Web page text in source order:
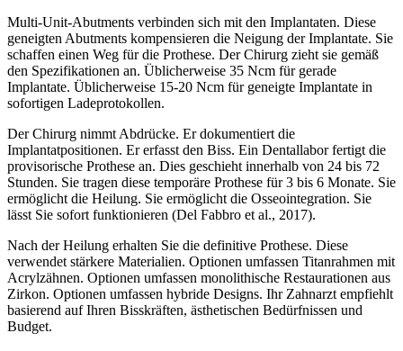
Multi-Unit-Abutments verbinden sich mit den Implantaten. Diese
geneigten Abutments kompensieren die Neigung der Implantate. Sie
schaffen einen Weg für die Prothese. Der Chirurg zieht sie gemäß
den Spezifikationen an. Üblicherweise 35 Ncm für gerade
Implantate. Üblicherweise 15-20 Ncm für geneigte Implantate in
sofortigen Ladeprotokollen.
Der Chirurg nimmt Abdrücke. Er dokumentiert die
Implantatpositionen. Er erfasst den Biss. Ein Dentallabor fertigt die
provisorische Prothese an. Dies geschieht innerhalb von 24 bis 72
Stunden. Sie tragen diese temporäre Prothese für 3 bis 6 Monate. Sie
ermöglicht die Heilung. Sie ermöglicht die Osseointegration. Sie
lässt Sie sofort funktionieren (Del Fabbro et al., 2017).
Nach der Heilung erhalten Sie die definitive Prothese. Diese
verwendet stärkere Materialien. Optionen umfassen Titanrahmen mit
Acrylzähnen. Optionen umfassen monolithische Restaurationen aus
Zirkon. Optionen umfassen hybride Designs. Ihr Zahnarzt empfiehlt
basierend auf Ihren Bisskräften, ästhetischen Bedürfnissen und
Budget.